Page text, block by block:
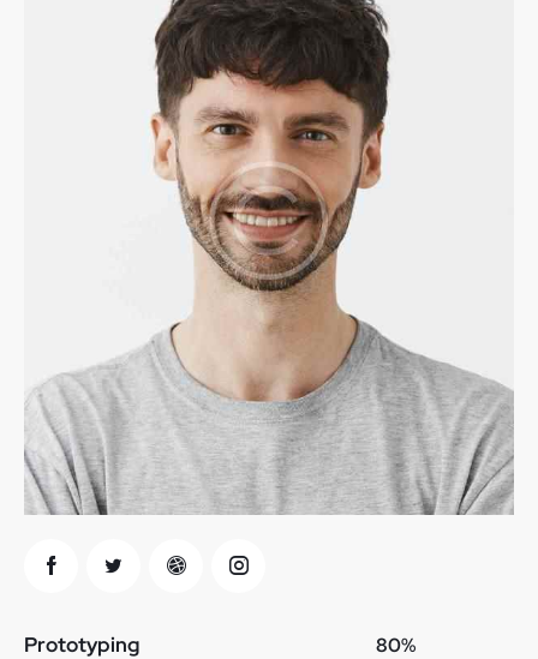
Prototyping 80%